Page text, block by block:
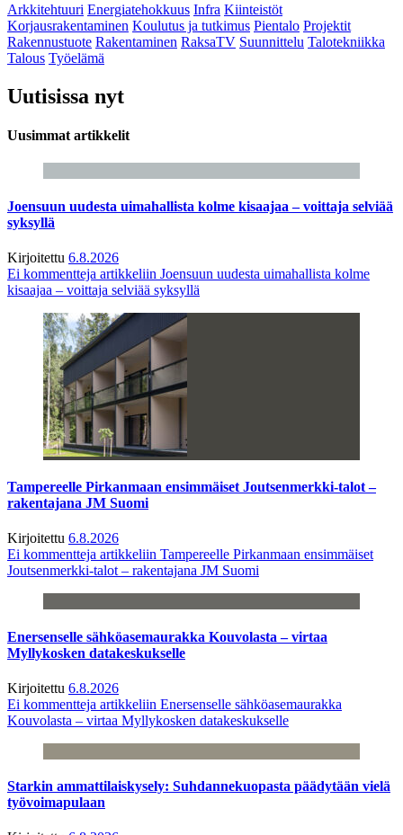
Arkkitehtuuri Energiatehokkuus Infra Kiinteistöt
Korjausrakentaminen Koulutus ja tutkimus Pientalo Projektit
Rakennustuote Rakentaminen RaksaTV Suunnittelu Talotekniikka
Talous Työelämä
Uutisissa nyt
Uusimmat artikkelit
Joensuun uudesta uimahallista kolme kisaajaa – voittaja selviää
syksyllä
Kirjoitettu 6.8.2026
Ei kommentteja artikkeliin Joensuun uudesta uimahallista kolme
kisaajaa – voittaja selviää syksyllä
Tampereelle Pirkanmaan ensimmäiset Joutsenmerkki-talot –
rakentajana JM Suomi
Kirjoitettu 6.8.2026
Ei kommentteja artikkeliin Tampereelle Pirkanmaan ensimmäiset
Joutsenmerkki-talot – rakentajana JM Suomi
Enersenselle sähköasemaurakka Kouvolasta – virtaa
Myllykosken datakeskukselle
Kirjoitettu 6.8.2026
Ei kommentteja artikkeliin Enersenselle sähköasemaurakka
Kouvolasta – virtaa Myllykosken datakeskukselle
Starkin ammattilaiskysely: Suhdannekuopasta päädytään vielä
työvoimapulaan